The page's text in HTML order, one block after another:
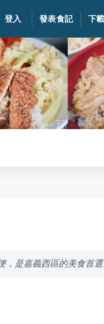
登入 發表食記 下
是嘉義西區的美食首選